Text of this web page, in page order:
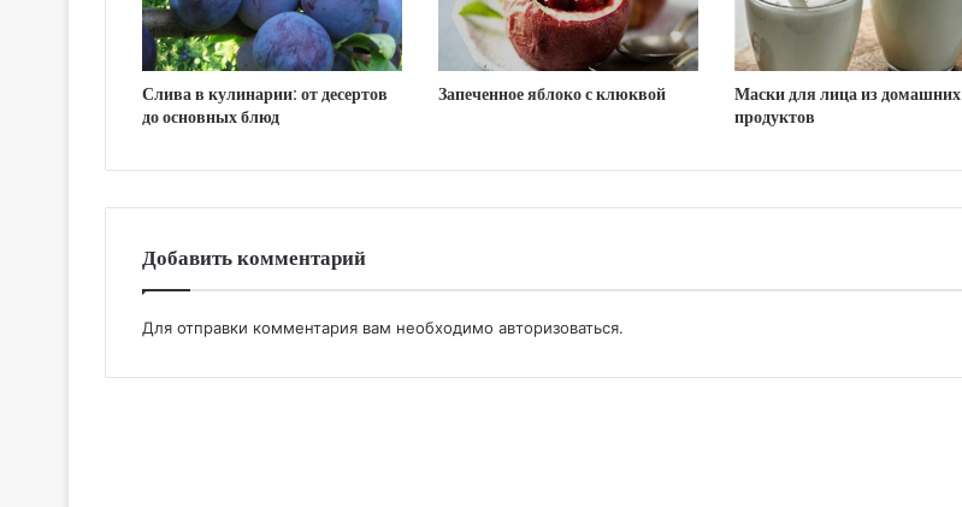
Слива в кулинарии: от десертов
до основных блюд
Запеченное яблоко с клюквой
Маски для лица из домашних
продуктов
Добавить комментарий
Для отправки комментария вам необходимо авторизоваться.